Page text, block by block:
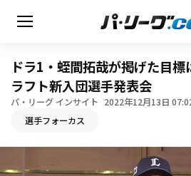
ドラ1・蛭間拓哉が掲げた目
ラフト新入団選手発表会
パ・リーグ インサイト 2022年12月13日
選手フォーカス